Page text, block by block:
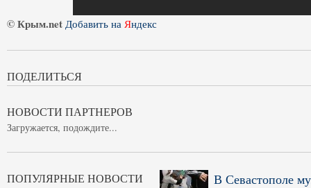
© Крым.net Добавить на Яндекс
ПОДЕЛИТЬСЯ
НОВОСТИ ПАРТНЕРОВ
Загружается, подождите...
ПОПУЛЯРНЫЕ НОВОСТИ
В Севастополе